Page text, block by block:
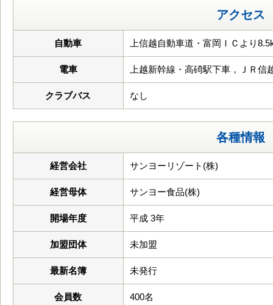
アクセス
自動車 上信越自動車道・富岡ＩＣより
電車 上越新幹線・高碕駅下車，ＪＲ信
クラブバス なし
各種情報
経営会社 サンヨーリゾート(株)
経営母体 サンヨー食品(株)
開場年度 平成 3年
加盟団体 未加盟
最新名簿 未発行
会員数 400名